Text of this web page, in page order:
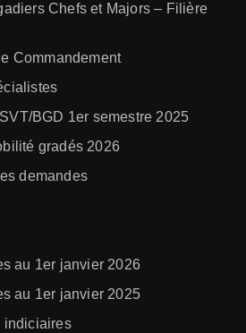
Chefs et Majors – Filière
Commandement
BGD 1er semestre 2025
gradés 2026
demandes
au 1er janvier 2026
au 1er janvier 2025
indiciaires